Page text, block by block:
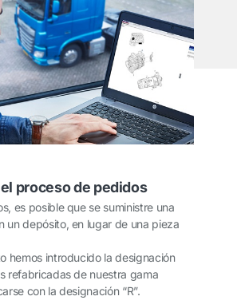
proceso de pedidos
es posible que se suministre una
un depósito, en lugar de una pieza
hemos introducido la designación
refabricadas de nuestra gama
con la designación “R”.